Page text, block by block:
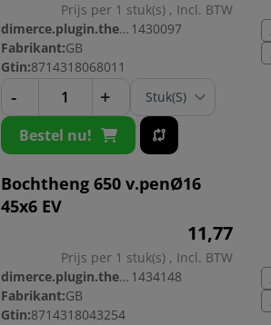
Prijs per 1 stuk(s) , Incl. BTW
dimerce.plugin.theme.productnr: 1430097
Fabrikant:GB
Gtin:8714318068011
- +
Bestel nu!
Bochtheng 650 v.penØ16
45x6 EV
11,77
Prijs per 1 stuk(s) , Incl. BTW
dimerce.plugin.theme.productnr: 1434148
Fabrikant:GB
Gtin:8714318043254